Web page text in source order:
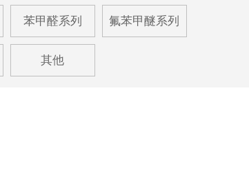
苯甲醛系列 氟苯甲醚系列
其他